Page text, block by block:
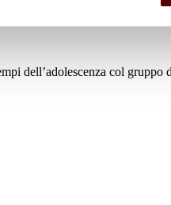
dell’adolescenza col gruppo